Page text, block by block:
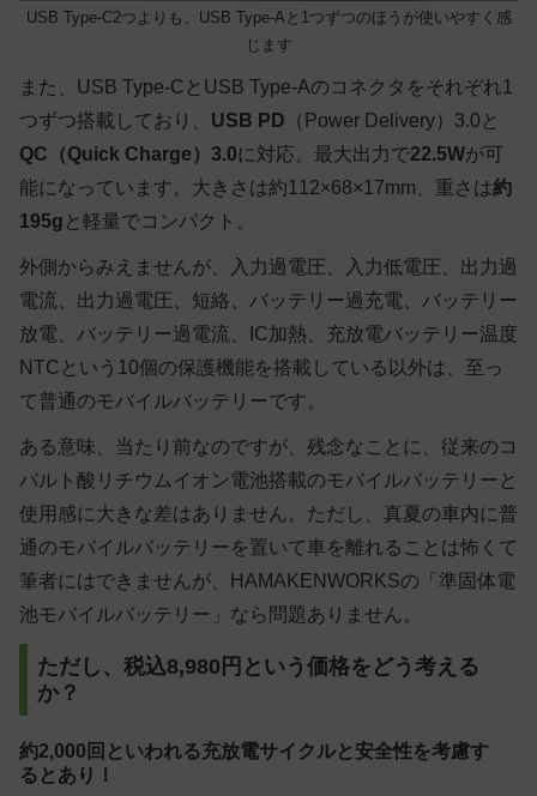
USB Type-C2つよりも、USB Type-Aと1つずつのほうが使いやすく感
じます
また、USB Type-CとUSB Type-Aのコネクタをそれぞれ1
つずつ搭載しており、 USB PD （Power Delivery）3.0と
QC（Quick Charge）3.0に対応。最大出力で22.5Wが可
能になっています。大きさは約112×68×17mm、重さは約
195g と軽量でコンパクト。
外側からみえませんが、入力過電圧、入力低電圧、出力過
電流、出力過電圧、短絡、バッテリー過充電、バッテリー
放電、バッテリー過電流、IC加熱、充放電バッテリー温度
NTCという10個の保護機能を搭載している以外は、至っ
て普通のモバイルバッテリーです。
ある意味、当たり前なのですが、残念なことに、従来のコ
バルト酸リチウムイオン電池搭載のモバイルバッテリーと
使用感に大きな差はありません。ただし、真夏の車内に普
通のモバイルバッテリーを置いて車を離れることは怖くて
筆者にはできませんが、HAMAKENWORKSの「準固体電
池モバイルバッテリー」なら問題ありません。
ただし、税込8,980円という価格をどう考える
か？
約2,000回といわれる充放電サイクルと安全性を考慮す
るとあり！